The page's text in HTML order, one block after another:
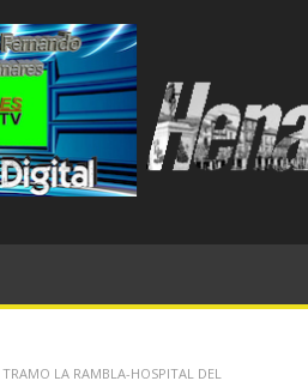
LA RAMBLA-HOSPITAL DEL